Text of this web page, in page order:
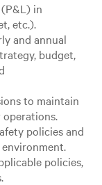
in
etc.).
and annual
budget,
to maintain
policies and
policies,